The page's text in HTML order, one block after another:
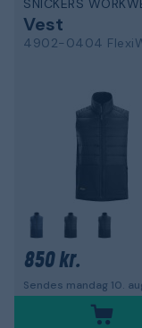
SNICKERS
Vest
4902-0404
850 kr.
Sendes mandag 10.